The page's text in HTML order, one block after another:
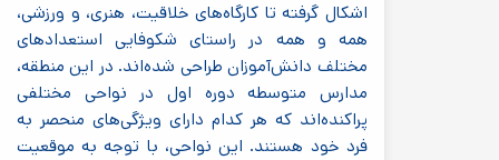
اشکال گرفته تا کارگاه‌های خلاقیت، هنری، و ورزشی،
همه و همه در راستای شکوفایی استعدادهای
مختلف دانش‌آموزان طراحی شده‌اند. در این منطقه،
مدارس متوسطه دوره اول در نواحی مختلفی
پراکنده‌اند که هر کدام دارای ویژگی‌های منحصر به
فرد خود هستند. این نواحی، با توجه به موقعیت